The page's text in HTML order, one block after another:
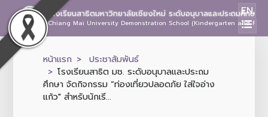
โรงเรียนสาธิตมหาวิทยาลัยเชียงใหม่ ระดับอนุบาลและประถมศึกษา
Chiang Mai University Demonstration School (Kindergarten and
EN
หน้าแรก
ประชาสัมพันธ์
โรงเรียนสาธิต มช. ระดับอนุบาลและประถม
ศึกษา จัดกิจกรรม “ท่องเที่ยวปลอดภัย ใส่ใจอ่าง
แก้ว" สำหรับนักเรี...